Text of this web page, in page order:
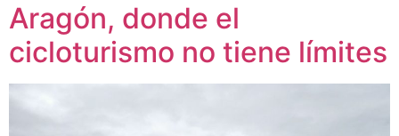
Aragón, donde el
cicloturismo no tiene límites